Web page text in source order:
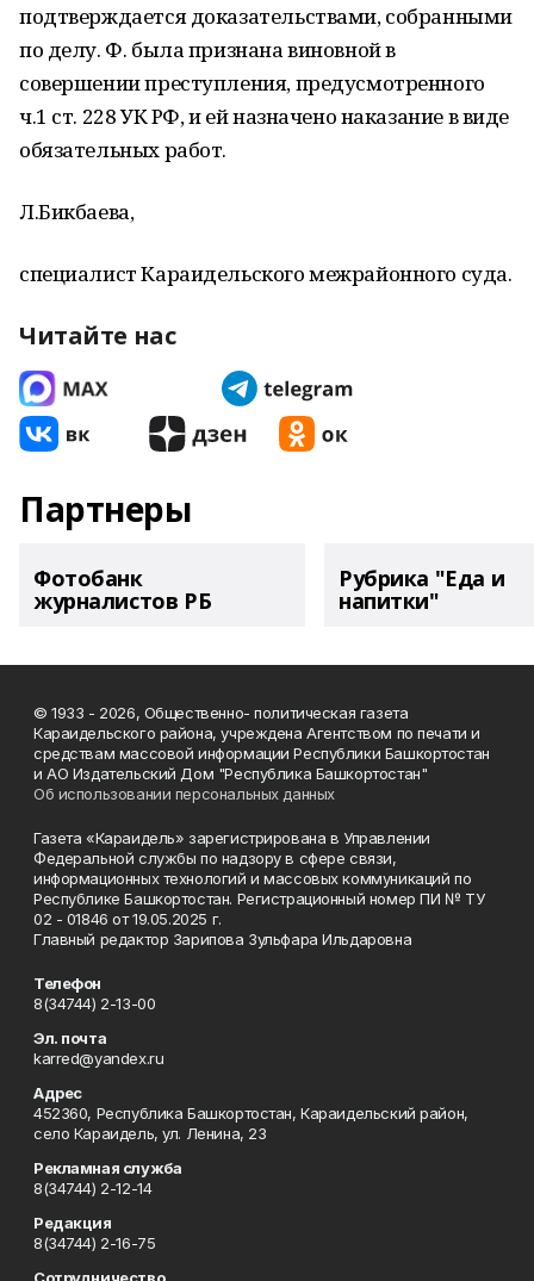
подтверждается доказательствами, собранными
по делу. Ф. была признана виновной в
совершении преступления, предусмотренного
ч.1 ст. 228 УК РФ, и ей назначено наказание в виде
обязательных работ.
Л.Бикбаева,
специалист Караидельского межрайонного суда.
Читайте нас
Партнеры
Фотобанк
журналистов РБ
Рубрика "Еда и
напитки"
© 1933 - 2026, Общественно- политическая газета
Караидельского района, учреждена Агентством по печати и
средствам массовой информации Республики Башкортостан
и АО Издательский Дом "Республика Башкортостан"
Об использовании персональных данных
Газета «Караидель» зарегистрирована в Управлении
Федеральной службы по надзору в сфере связи,
информационных технологий и массовых коммуникаций по
Республике Башкортостан. Регистрационный номер ПИ № ТУ
02 - 01846 от 19.05.2025 г.
Главный редактор Зарипова Зульфара Ильдаровна
Телефон
8(34744) 2-13-00
Эл. почта
karred@yandex.ru
Адрес
452360, Республика Башкортостан, Караидельский район,
село Караидель, ул. Ленина, 23
Рекламная служба
8(34744) 2-12-14
Редакция
8(34744) 2-16-75